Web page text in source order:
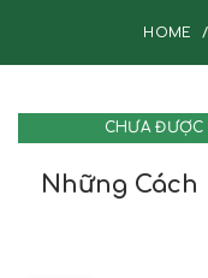
HOME
CHƯA ĐƯỢC
Những Cách